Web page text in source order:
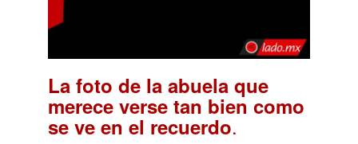
La foto de la abuela que
merece verse tan bien como
se ve en el recuerdo.